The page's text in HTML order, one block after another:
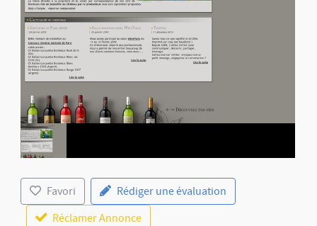
Favori
Rédiger une évaluation
Réclamer Annonce